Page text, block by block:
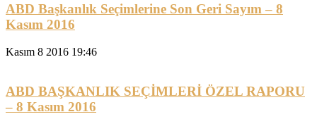
ABD Başkanlık Seçimlerine Son Geri Sayım – 8
Kasım 2016
Kasım 8 2016 19:46
ABD BAŞKANLIK SEÇİMLERİ ÖZEL RAPORU
– 8 Kasım 2016